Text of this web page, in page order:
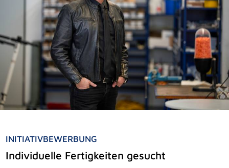
INITIATIVBEWERBUNG
Individuelle Fertigkeiten gesucht